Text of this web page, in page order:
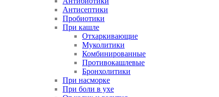
Антисептики
Пробиотики
При кашле
Отхаркивающие
Муколитики
Комбинированные
Противокашлевые
Бронхолитики
При насморке
При боли в ухе